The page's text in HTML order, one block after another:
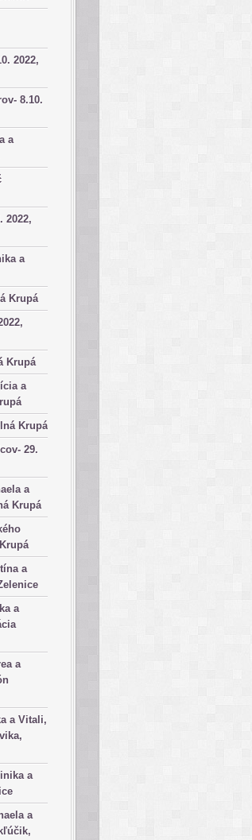
2022,
8.10.
a
2022,
a
Krupá
Krupá
a
Krupá
29.
a
Krupá
a
a
a
a Vitali,
a
a